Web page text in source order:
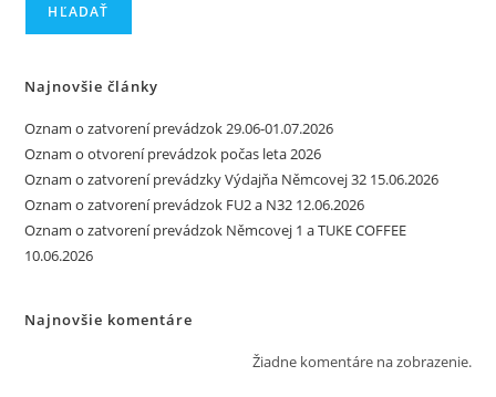
HĽADAŤ
Najnovšie články
Oznam o zatvorení prevádzok 29.06-01.07.2026
Oznam o otvorení prevádzok počas leta 2026
Oznam o zatvorení prevádzky Výdajňa Němcovej 32 15.06.2026
Oznam o zatvorení prevádzok FU2 a N32 12.06.2026
Oznam o zatvorení prevádzok Němcovej 1 a TUKE COFFEE
10.06.2026
Najnovšie komentáre
Žiadne komentáre na zobrazenie.